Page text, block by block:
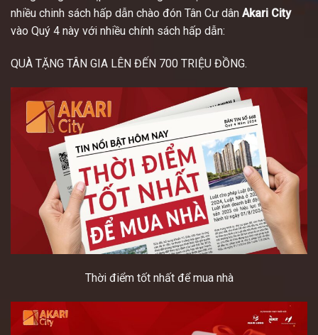
nhiều chinh sách hấp dẫn chào đón Tân Cư dân Akari City
vào Quý 4 này với nhiều chính sách hấp dẫn:
QUÀ TẶNG TÂN GIA LÊN ĐẾN 700 TRIỆU ĐỒNG.
Thời điểm tốt nhất để mua nhà